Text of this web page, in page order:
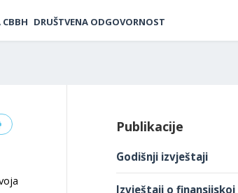
CBBH DRUŠTVENA ODGOVORNOST
Publikacije
Godišnji izvještaji
Izvještaji o finansijskoj